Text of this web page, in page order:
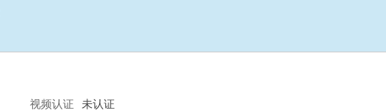
视频认证 未认证